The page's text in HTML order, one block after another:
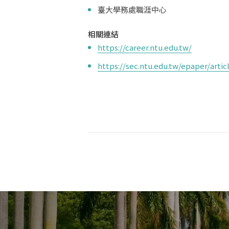
臺大學務處職涯中心
相關連結
https://career.ntu.edu.tw/
https://sec.ntu.edu.tw/epaper/